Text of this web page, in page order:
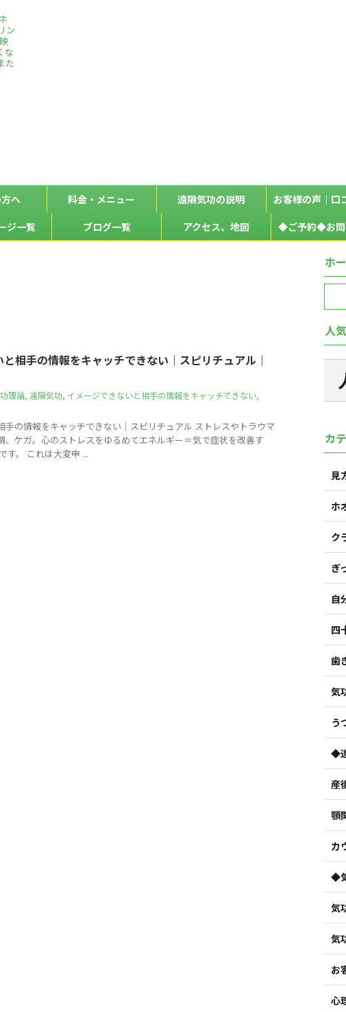
ン
な
た
へ 料金・メニュー 遠隔気功の説明 お客様の声｜口
ジ一覧
ブログ一覧 アクセス、地図 ◆ご予約◆お問
相手の情報をキャッチできない｜スピリチュアル｜
理論, 遠隔気功, イメージできないと相手の情報をキャッチできない,
手の情報をキャッチできない｜スピリチュアル ストレスやトラウマ
、ケガ。心のストレスをゆるめてエネルギー＝気で症状を改善す
す。 これは大変申 ...
ホ
人
カ
見
ホ
ク
ぎ
自
四
歯
気
う
◆
産
顎
カ
◆
気
気
お
心